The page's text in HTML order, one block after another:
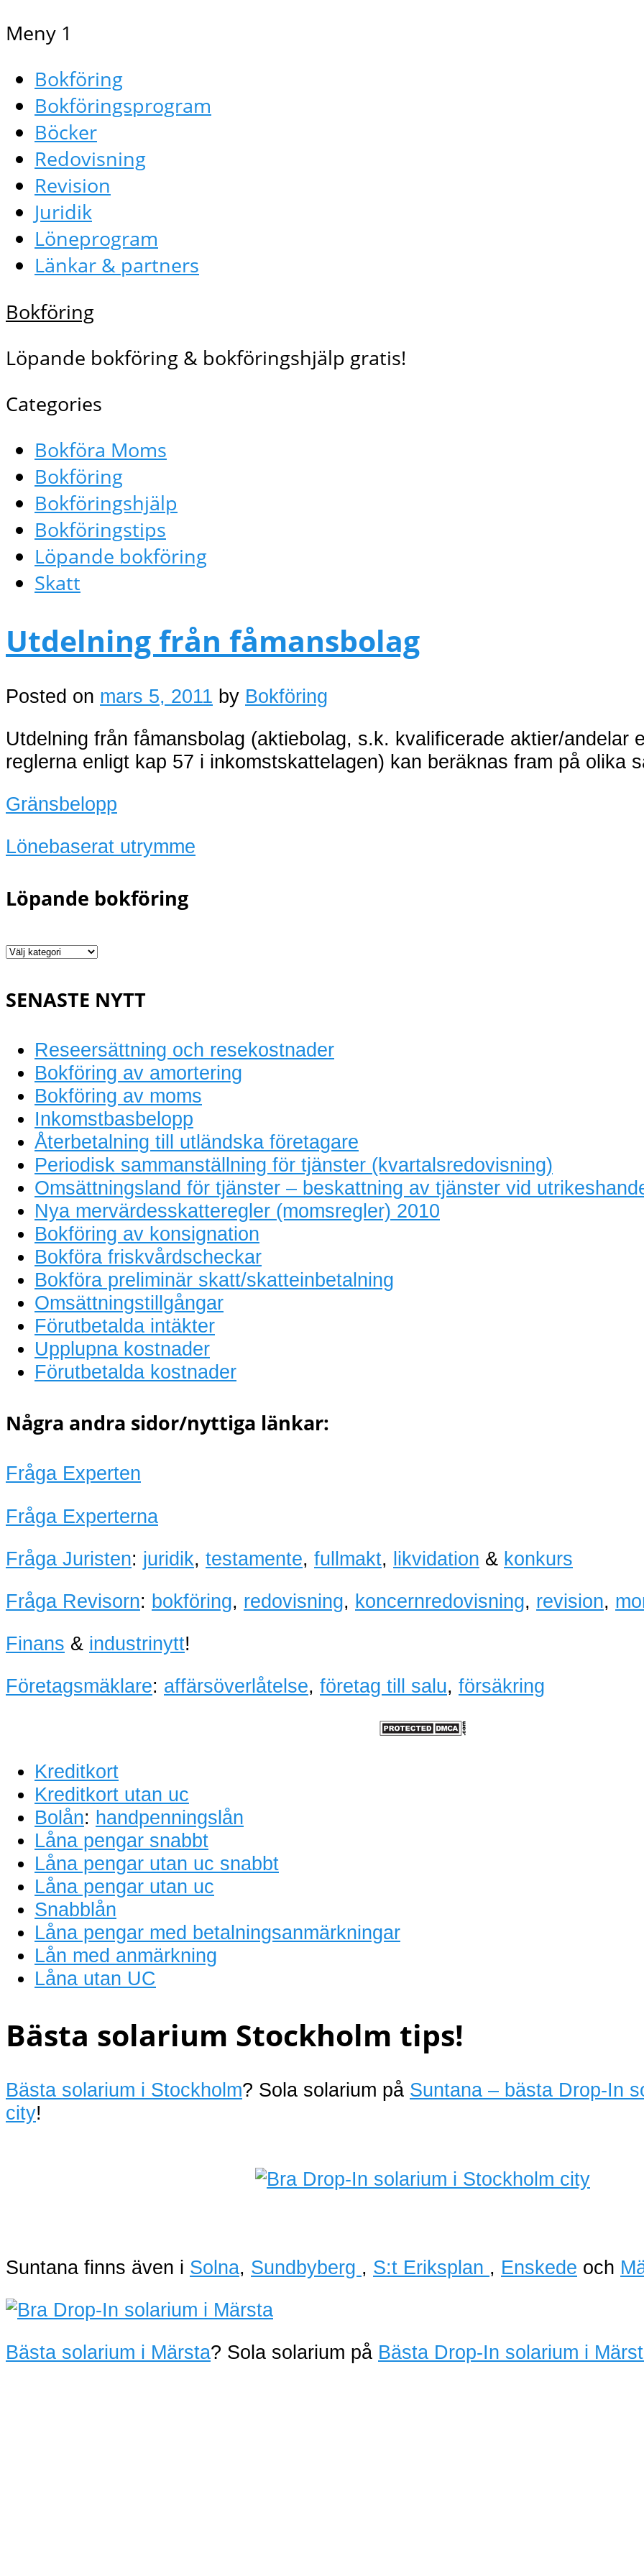
Meny 1
Bokföring
Bokföringsprogram
Böcker
Redovisning
Revision
Juridik
Löneprogram
Länkar & partners
Bokföring
Löpande bokföring & bokföringshjälp gratis!
Categories
Bokföra Moms
Bokföring
Bokföringshjälp
Bokföringstips
Löpande bokföring
Skatt
Utdelning från fåmansbolag
Posted on mars 5, 2011 by Bokföring
Utdelning från fåmansbolag (aktiebolag, s.k. kvalificerade aktier/andelar
reglerna enligt kap 57 i inkomstskattelagen) kan beräknas fram på olika
Gränsbelopp
Lönebaserat utrymme
Löpande bokföring
Löpande
SENASTE NYTT
Reseersättning och resekostnader
Bokföring av amortering
Bokföring av moms
Inkomstbasbelopp
Återbetalning till utländska företagare
Periodisk sammanställning för tjänster (kvartalsredovisning)
Omsättningsland för tjänster – beskattning av tjänster vid
Nya mervärdesskatteregler (momsregler) 2010
Bokföring av konsignation
Bokföra friskvårdscheckar
Bokföra preliminär skatt/skatteinbetalning
Omsättningstillgångar
Förutbetalda intäkter
Upplupna kostnader
Förutbetalda kostnader
Några andra sidor/nyttiga länkar:
Fråga Experten
Fråga Experterna
Fråga Juristen: juridik, testamente, fullmakt, likvidation & konkurs
Fråga Revisorn: bokföring, redovisning, koncernredovisning, revision,
Finans & industrinytt!
Företagsmäklare: affärsöverlåtelse, företag till salu, försäkring
Kreditkort
Kreditkort utan uc
Bolån: handpenningslån
Låna pengar snabbt
Låna pengar utan uc snabbt
Låna pengar utan uc
Snabblån
Låna pengar med betalningsanmärkningar
Lån med anmärkning
Låna utan UC
Bästa solarium Stockholm tips!
Bästa solarium i Stockholm? Sola solarium på Suntana – bästa Drop-In
city!
Suntana finns även i Solna, Sundbyberg , S:t Eriksplan , Enskede och
Bästa solarium i Märsta? Sola solarium på Bästa Drop-In solarium i